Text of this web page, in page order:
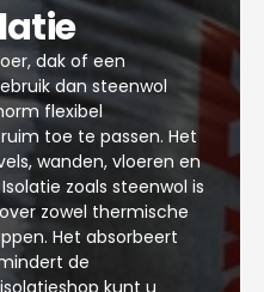
dak of een
dan steenwol
flexibel
toe te passen. Het
wanden, vloeren en
zoals steenwol is
zowel thermische
Het absorbeert
de
kunt u